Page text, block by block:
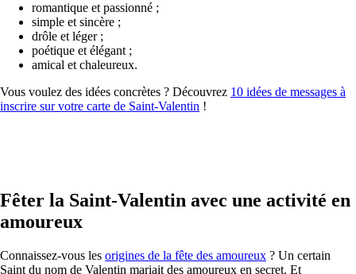
romantique et passionné ;
simple et sincère ;
drôle et léger ;
poétique et élégant ;
amical et chaleureux.
Vous voulez des idées concrètes ? Découvrez 10 idées de messages à
inscrire sur votre carte de Saint-Valentin !
Fêter la Saint-Valentin avec une activité en
amoureux
Connaissez-vous les origines de la fête des amoureux ? Un certain
Saint du nom de Valentin mariait des amoureux en secret. Et